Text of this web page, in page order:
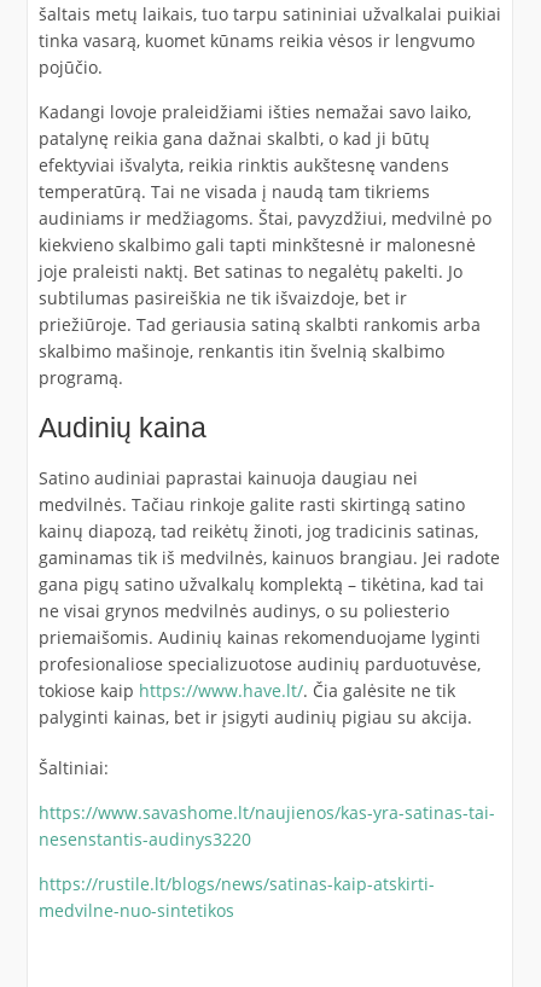
šaltais metų laikais, tuo tarpu satininiai užvalkalai puikiai
tinka vasarą, kuomet kūnams reikia vėsos ir lengvumo
pojūčio.
Kadangi lovoje praleidžiami išties nemažai savo laiko,
patalynę reikia gana dažnai skalbti, o kad ji būtų
efektyviai išvalyta, reikia rinktis aukštesnę vandens
temperatūrą. Tai ne visada į naudą tam tikriems
audiniams ir medžiagoms. Štai, pavyzdžiui, medvilnė po
kiekvieno skalbimo gali tapti minkštesnė ir malonesnė
joje praleisti naktį. Bet satinas to negalėtų pakelti. Jo
subtilumas pasireiškia ne tik išvaizdoje, bet ir
priežiūroje. Tad geriausia satiną skalbti rankomis arba
skalbimo mašinoje, renkantis itin švelnią skalbimo
programą.
Audinių kaina
Satino audiniai paprastai kainuoja daugiau nei
medvilnės. Tačiau rinkoje galite rasti skirtingą satino
kainų diapozą, tad reikėtų žinoti, jog tradicinis satinas,
gaminamas tik iš medvilnės, kainuos brangiau. Jei radote
gana pigų satino užvalkalų komplektą – tikėtina, kad tai
ne visai grynos medvilnės audinys, o su poliesterio
priemaišomis. Audinių kainas rekomenduojame lyginti
profesionaliose specializuotose audinių parduotuvėse,
tokiose kaip https://www.have.lt/. Čia galėsite ne tik
palyginti kainas, bet ir įsigyti audinių pigiau su akcija.
Šaltiniai:
https://www.savashome.lt/naujienos/kas-yra-satinas-tai-
nesenstantis-audinys3220
https://rustile.lt/blogs/news/satinas-kaip-atskirti-
medvilne-nuo-sintetikos